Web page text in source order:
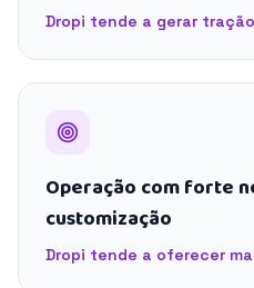
Dropi tende a gerar
Operação com forte
customização
Dropi tende a oferecer